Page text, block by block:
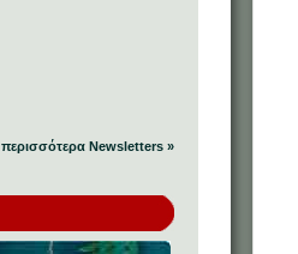
περισσότερα Newsletters »